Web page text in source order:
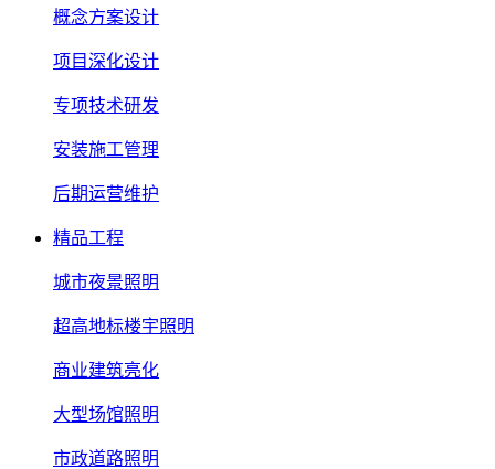
概念方案设计
项目深化设计
专项技术研发
安装施工管理
后期运营维护
精品工程
城市夜景照明
超高地标楼宇照明
商业建筑亮化
大型场馆照明
市政道路照明